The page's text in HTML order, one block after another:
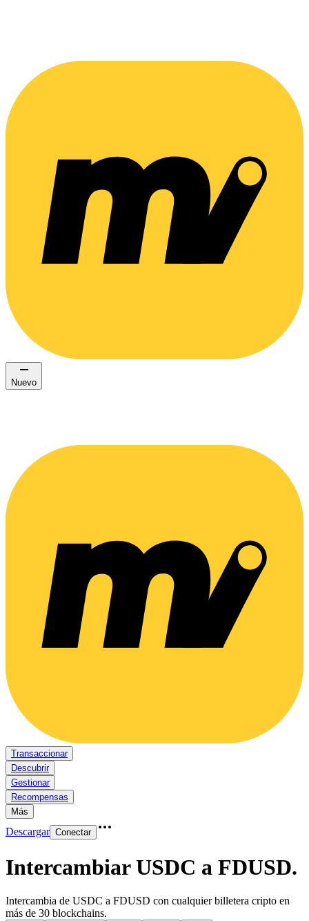
Nuevo
Transaccionar
Descubrir
Gestionar
Recompensas
Más
Descargar Conectar
Intercambiar USDC a FDUSD.
Intercambia de USDC a FDUSD con cualquier billetera cripto en
más de 30 blockchains.